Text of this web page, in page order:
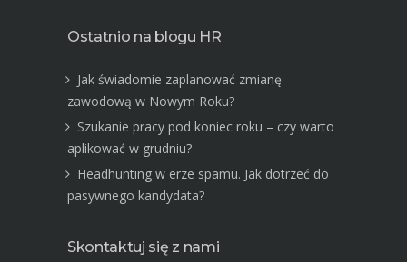
Ostatnio na blogu HR
Jak świadomie zaplanować zmianę
zawodową w Nowym Roku?
Szukanie pracy pod koniec roku – czy warto
aplikować w grudniu?
Headhunting w erze spamu. Jak dotrzeć do
pasywnego kandydata?
Skontaktuj się z nami